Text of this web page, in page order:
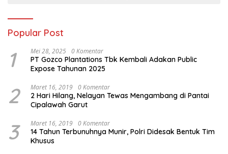
Popular Post
1 Mei 28, 2025 0 Komentar
PT Gozco Plantations Tbk Kembali Adakan Public
Expose Tahunan 2025
2 Maret 16, 2019 0 Komentar
2 Hari Hilang, Nelayan Tewas Mengambang di Pantai
Cipalawah Garut
3 Maret 16, 2019 0 Komentar
14 Tahun Terbunuhnya Munir, Polri Didesak Bentuk Tim
Khusus